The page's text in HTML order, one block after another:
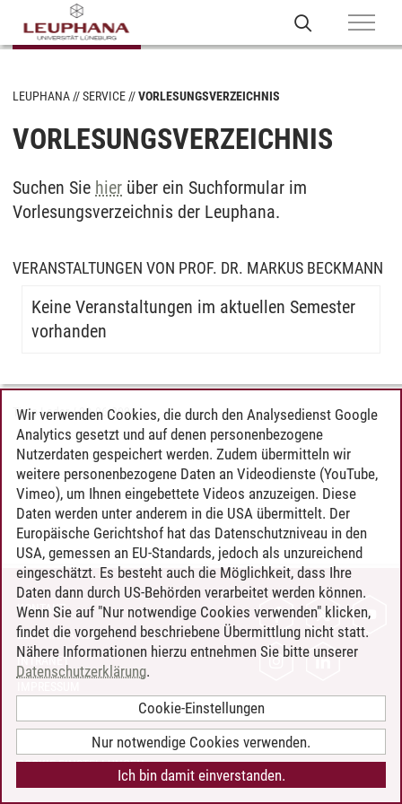
LEUPHANA SERVICE VORLESUNGSVERZEICHNIS
VORLESUNGSVERZEICHNIS
Suchen Sie hier über ein Suchformular im
Vorlesungsverzeichnis der Leuphana.
VERANSTALTUNGEN VON PROF. DR. MARKUS BECKMANN
Keine Veranstaltungen im aktuellen Semester
vorhanden
Timo Leder/30.06.2024
KONTAKT
LEUPHANA ALS ARBEITGEBER
INTRANET
BARRIEREFREIHEIT
COOKIE-EINSTELLUNGEN
Wir verwenden Cookies, die durch den Analysedienst Google
Analytics gesetzt und auf denen personenbezogene
Nutzerdaten gespeichert werden. Zudem übermitteln wir
weitere personenbezogene Daten an Videodienste (YouTube,
Vimeo), um Ihnen eingebettete Videos anzuzeigen. Diese
Daten werden unter anderem in die USA übermittelt. Der
Europäische Gerichtshof hat das Datenschutzniveau in den
USA, gemessen an EU-Standards, jedoch als unzureichend
eingeschätzt. Es besteht auch die Möglichkeit, dass Ihre
Daten dann durch US-Behörden verarbeitet werden können.
Wenn Sie auf "Nur notwendige Cookies verwenden" klicken,
findet die vorgehend beschriebene Übermittlung nicht statt.
Nähere Informationen hierzu entnehmen Sie bitte unserer
Datenschutzerklärung.
Cookie-Einstellungen
Nur notwendige Cookies verwenden.
Ich bin damit einverstanden.